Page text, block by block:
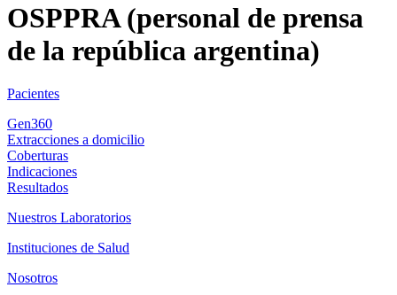
OSPPRA (personal de prensa
de la república argentina)
Pacientes
Gen360
Extracciones a domicilio
Coberturas
Indicaciones
Resultados
Nuestros Laboratorios
Instituciones de Salud
Nosotros